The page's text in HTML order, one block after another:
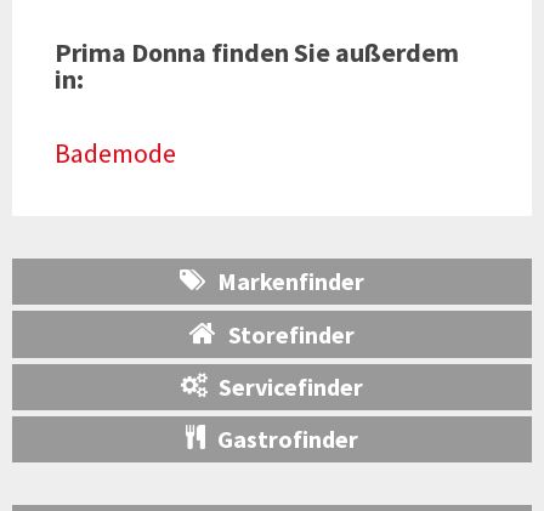
Prima Donna finden Sie außerdem
in:
Bademode
Markenfinder
Storefinder
Servicefinder
Gastrofinder